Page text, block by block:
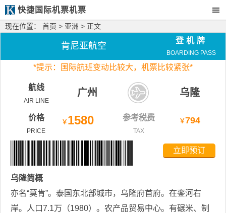
快捷国际机票机票
现在位置： 首页 > 亚洲 > 正文
肯尼亚航空
登机牌
BOARDING PASS
*提示：国际航班变动比较大， 机票比较紧张*
航线
AIR LINE
广州 乌隆
价格
PRICE
￥ 1580 参考税费
TAX
￥794
立即预订
乌隆简概
亦名“莫肯”。泰国东北部城市，乌隆府首府。在銮河右
岸。人口7.1万（1980）。农产品贸易中心。有碾米、制